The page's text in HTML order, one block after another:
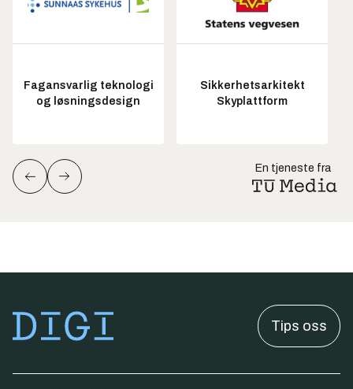
Fagansvarlig teknologi
og løsningsdesign
Sikkerhetsarkitekt
Skyplattform
En tjeneste fra
Tips oss